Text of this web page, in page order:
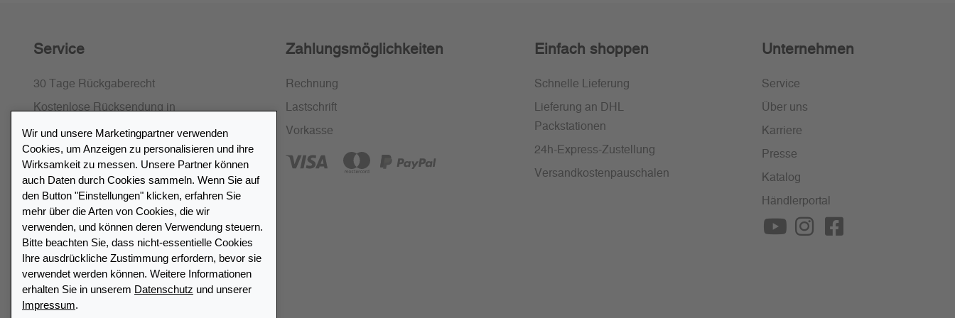
Service
30 Tage Rückgaberecht
Kostenlose Rücksendung in
SSL-Verschlüsselung
Zahlungsmöglichkeiten
Rechnung
Lastschrift
Vorkasse
Einfach shoppen
Schnelle Lieferung
Lieferung an DHL
Packstationen
24h-Express-Zustellung
Versandkostenpauschalen
Unternehmen
Service
Über uns
Karriere
Presse
Katalog
Händlerportal
Händlerverzeichnis
Meinen Leuchtturm Händler finden
Wir und unsere Marketingpartner verwenden
Cookies, um Anzeigen zu personalisieren und ihre
Wirksamkeit zu messen. Unsere Partner können
auch Daten durch Cookies sammeln. Wenn Sie auf
den Button "Einstellungen" klicken, erfahren Sie
mehr über die Arten von Cookies, die wir
verwenden, und können deren Verwendung steuern.
Bitte beachten Sie, dass nicht-essentielle Cookies
Ihre ausdrückliche Zustimmung erfordern, bevor sie
verwendet werden können. Weitere Informationen
erhalten Sie in unserem Datenschutz und unserer
Impressum.